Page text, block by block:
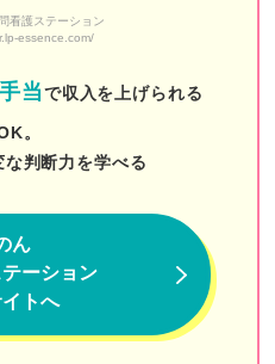
ョン
西新宿
も
ョン
看護ステーション
essence.com/
当で収入を上げられる
。
判断力を学べる
ん
ーション
トへ